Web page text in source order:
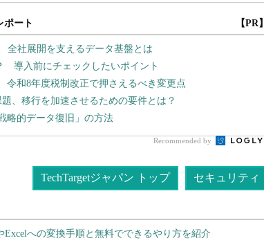
ポート 【PR】
社展開を支えるデータ基盤とは
導入前にチェックしたいポイント
令和8年度税制改正で押さえるべき変更点
、移行を加速させるための要件とは？
略的データ復旧」の方法
Recommended by
TechTargetジャパン トップ セキュリティ
への変換手順と無料でできるやり方を紹介